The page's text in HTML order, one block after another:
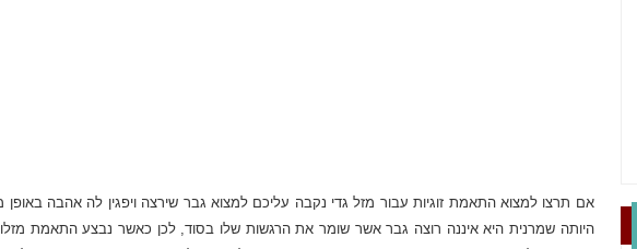
אם תרצו למצוא התאמת זוגיות עבור מזל גדי נקבה עליכם למצוא גבר שירצה ויפגין לה אהבה
היותה שמרנית היא איננה רוצה גבר אשר שומר את הרגשות שלו בסוד, לכן כאשר נבצע התאמת